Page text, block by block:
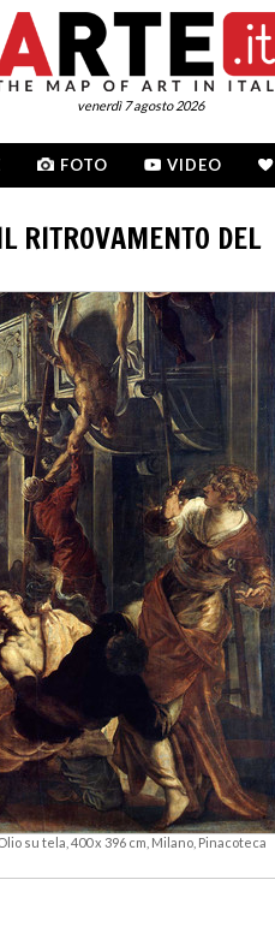
venerdì 7 agosto 2026
FOTO VIDEO
RITROVAMENTO DEL
su tela, 400 x 396 cm, Milano, Pinacoteca